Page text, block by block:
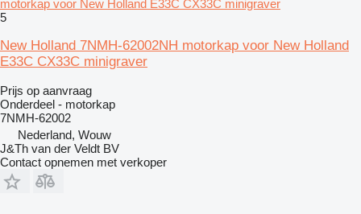
motorkap voor New Holland E33C CX33C minigraver
5
New Holland 7NMH-62002NH motorkap voor New Holland
E33C CX33C minigraver
Prijs op aanvraag
Onderdeel - motorkap
7NMH-62002
Nederland, Wouw
J&Th van der Veldt BV
Contact opnemen met verkoper